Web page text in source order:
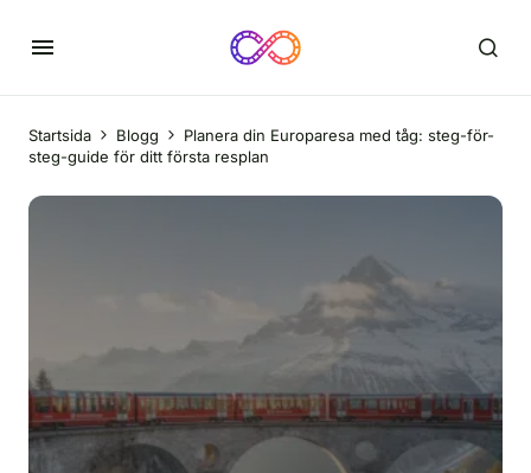
Startsida Blogg
Planera din Europaresa med tåg: steg-för-
steg-guide för ditt första resplan